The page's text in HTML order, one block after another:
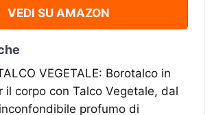
VEDI SU AMAZON
VEGETALE: Borotalco in
il corpo con Talco Vegetale, dal
profumo di